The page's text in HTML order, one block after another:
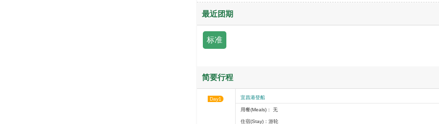
最近团期
标准
简要行程
Day1 宜昌港登船
用餐(Meals)： 无
住宿(Stay)：游轮